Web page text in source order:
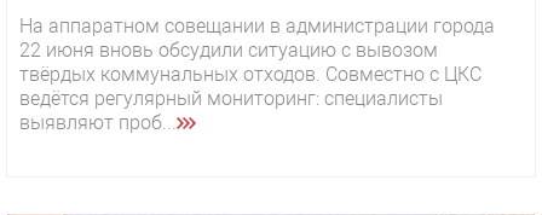
На аппаратном совещании в администрации города
22 июня вновь обсудили ситуацию с вывозом
твёрдых коммунальных отходов. Совместно с ЦКС
ведётся регулярный мониторинг: специалисты
выявляют проб...